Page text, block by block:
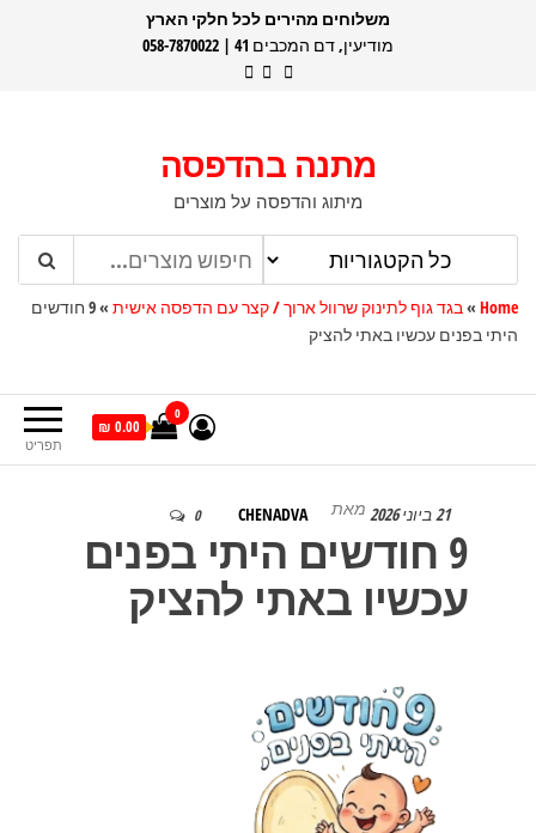
משלוחים מהירים לכל חלקי הארץ
מודיעין, דם המכבים 41 | 058-7870022
מתנה בהדפסה
מיתוג והדפסה על מוצרים
Home
»בגד גוף לתינוק שרוול ארוך / קצר עם הדפסה אישית »
9 חודשים
היתי בפנים עכשיו באתי להציק
תפריט
0
0.00 ₪
21 ביוני 2026 מאת CHENADVA
0
9 חודשים היתי בפנים
עכשיו באתי להציק